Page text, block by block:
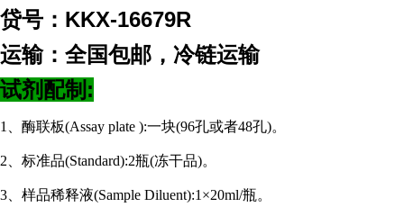
贷号：KKX-16679R
运输：全国包邮，冷链运输
试剂配制:
1、酶联板(Assay plate ):一块(96孔或者48孔)。
2、标准品(Standard):2瓶(冻干品)。
3、样品稀释液(Sample Diluent):1×20ml/瓶。